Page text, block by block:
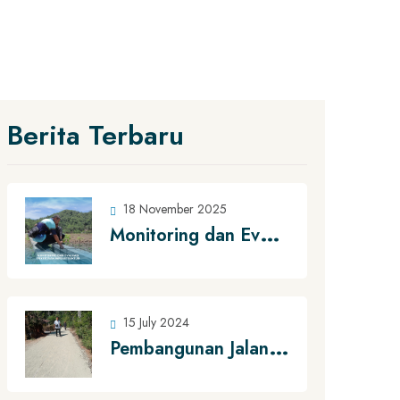
Berita Terbaru
18 November 2025
M
onitoring dan Evaluasi Pekerjaan Infrastruktur di Kecamatan Ngadirojo
15 July 2024
P
embangunan Jalan Lingkungan penunjang fungsi Hunian Di Desa Mendolo Kidul, Kecamatan Punung, Kabupaten Pacitan